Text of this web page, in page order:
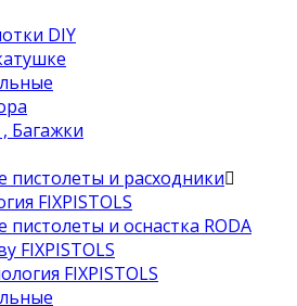
DIY
Багажки
пистолеты и расходники
FIXPISTOLS
пистолеты и оснастка RODA
FIXPISTOLS
FIXPISTOLS